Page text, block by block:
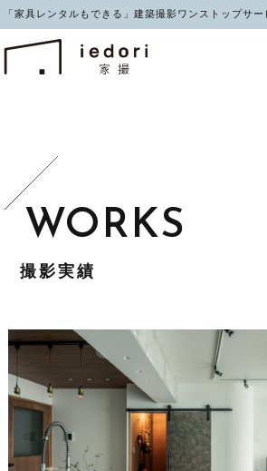
「家具レンタルもできる」建築撮影ワンストップサー
イエドリ
撮影実績